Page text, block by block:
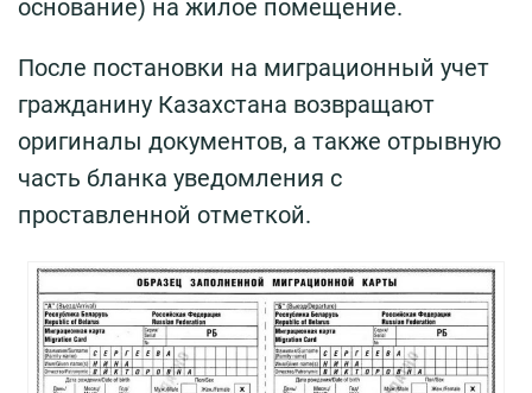
основание) на жилое помещение.
После постановки на миграционный учет
гражданину Казахстана возвращают
оригиналы документов, а также отрывную
часть бланка уведомления с
проставленной отметкой.